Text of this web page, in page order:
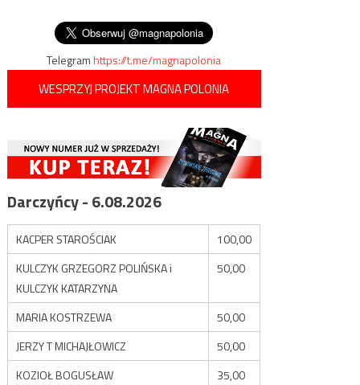
Telegramhttps://t.me/magnapolonia
WESPRZYJ PROJEKT MAGNA POLONIA
Darczyńcy - 6.08.2026
KACPER STAROŚCIAK
100,00
KULCZYK GRZEGORZ POLIŃSKA i
KULCZYK KATARZYNA
50,00
MARIA KOSTRZEWA
50,00
JERZY T MICHAJŁOWICZ
50,00
KOZIOŁ BOGUSŁAW
35,00